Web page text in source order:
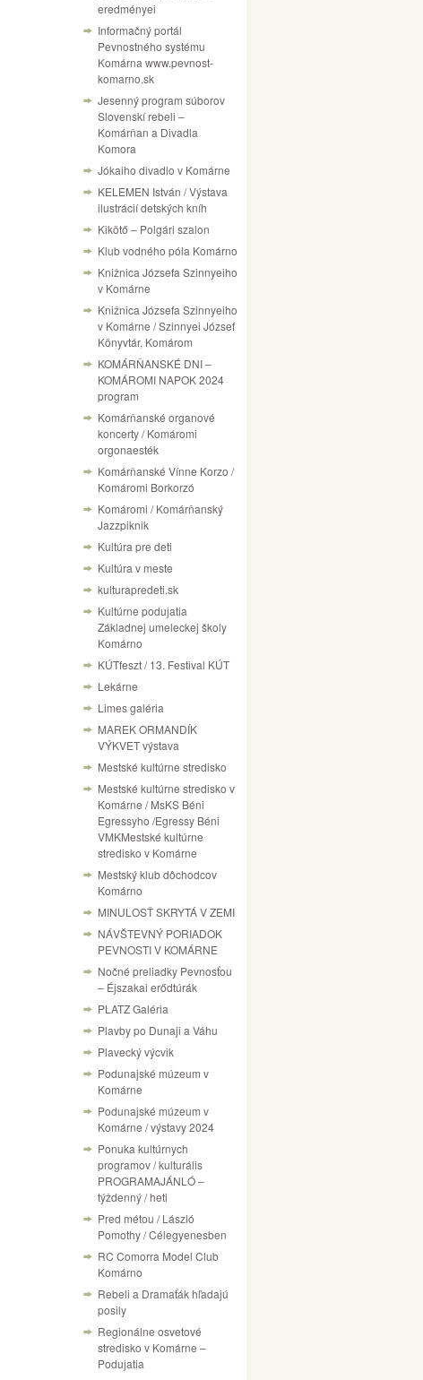
eredményei
Informačný portál
Pevnostného systému
Komárna www.pevnost-
komarno.sk
Jesenný program súborov
Slovenskí rebeli –
Komárňan a Divadla
Komora
Jókaiho divadlo v Komárne
KELEMEN István / Výstava
ilustrácií detských kníh
Kikötő – Polgári szalon
Klub vodného póla Komárno
Knižnica Józsefa Szinnyeiho
v Komárne
Knižnica Józsefa Szinnyeiho
v Komárne / Szinnyei József
Könyvtár, Komárom
KOMÁRŇANSKÉ DNI –
KOMÁROMI NAPOK 2024
program
Komárňanské organové
koncerty / Komáromi
orgonaesték
Komárňanské Vínne Korzo /
Komáromi Borkorzó
Komáromi / Komárňanský
Jazzpiknik
Kultúra pre deti
Kultúra v meste
kulturapredeti.sk
Kultúrne podujatia
Základnej umeleckej školy
Komárno
KÚTfeszt / 13. Festival KÚT
Lekárne
Limes galéria
MAREK ORMANDÍK
VÝKVET výstava
Mestské kultúrne stredisko
Mestské kultúrne stredisko v
Komárne / MsKS Béni
Egressyho /Egressy Béni
VMKMestské kultúrne
stredisko v Komárne
Mestský klub dôchodcov
Komárno
MINULOSŤ SKRYTÁ V ZEMI
NÁVŠTEVNÝ PORIADOK
PEVNOSTI V KOMÁRNE
Nočné preliadky Pevnosťou
– Éjszakai erődtúrák
PLATZ Galéria
Plavby po Dunaji a Váhu
Plavecký výcvik
Podunajské múzeum v
Komárne
Podunajské múzeum v
Komárne / výstavy 2024
Ponuka kultúrnych
programov / kulturális
PROGRAMAJÁNLÓ –
týždenný / heti
Pred métou / László
Pomothy / Célegyenesben
RC Comorra Model Club
Komárno
Rebeli a Dramaťák hľadajú
posily
Regionálne osvetové
stredisko v Komárne –
Podujatia